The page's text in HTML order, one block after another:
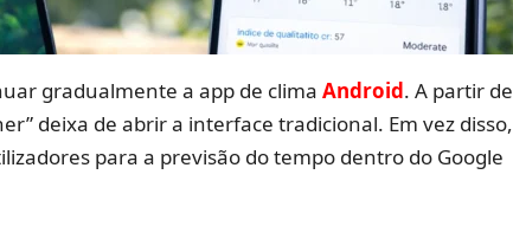
gradualmente a app de clima Android. A partir de
deixa de abrir a interface tradicional. Em vez disso,
para a previsão do tempo dentro do Google